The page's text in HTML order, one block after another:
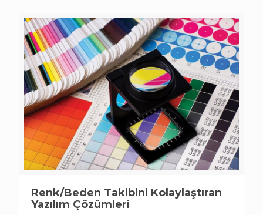
Renk/Beden Takibini Kolaylaştıran
Yazılım Çözümleri